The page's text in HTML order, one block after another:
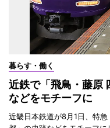
暮らす・働く
近鉄で「飛鳥・藤
などをモチーフに
近畿日本鉄道が8月1日、特